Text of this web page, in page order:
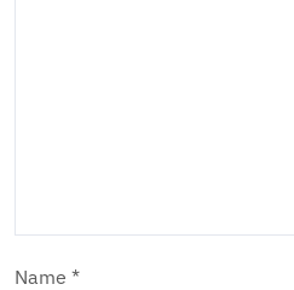
Name *